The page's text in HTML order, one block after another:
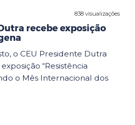
838 visualizações
recebe exposição
o CEU Presidente Dutra
“Resistência
o Mês Internacional dos